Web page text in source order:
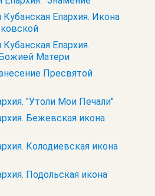
Кубанская Епархия. Икона
Епархия.
Матери
Пресвятой
"Утоли Мои Печали"
Бежевская икона
Колодиевская икона
Подольская икона